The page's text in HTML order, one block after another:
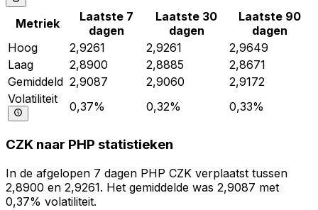
Metriek
Laatste 7
dagen
Laatste 30
dagen
Laatste 90
dagen
Hoog
2,9261 2,9261
2,9649
Laag
2,8900 2,8885
2,8671
Gemiddeld 2,9087 2,9060
2,9172
Volatiliteit
0,37% 0,32% 0,33%
CZK naar PHP statistieken
In de afgelopen 7 dagen PHP CZK verplaatst tussen
2,8900 en 2,9261. Het gemiddelde was 2,9087 met
0,37% volatiliteit.